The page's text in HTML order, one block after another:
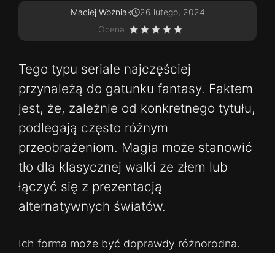
Maciej Woźniak
26 lutego, 2024
Ocena
Tego typu seriale najczęściej
przynależą do gatunku fantasy. Faktem
jest, że, zależnie od konkretnego tytułu,
podlegają często różnym
przeobrażeniom. Magia może stanowić
tło dla klasycznej walki ze złem lub
łączyć się z prezentacją
alternatywnych światów.
Ich forma może być doprawdy różnorodna.